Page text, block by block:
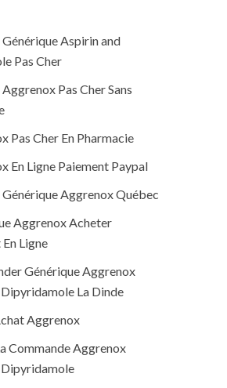
Aspirin and
Pas Cher
Pas Cher Sans
Pas Cher En Pharmacie
En Ligne Paiement Paypal
Aggrenox Québec
Aggrenox Acheter
Ligne
Générique Aggrenox
La Dinde
Aggrenox
Commande Aggrenox